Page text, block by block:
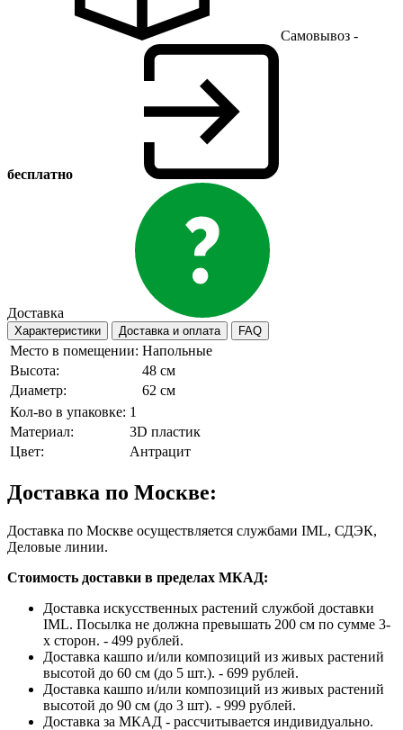
Самовывоз -
бесплатно
Доставка
Характеристики Доставка и оплата FAQ
Место в помещении: Напольные
Высота:
48 см
Диаметр:
62 см
Кол-во в упаковке: 1
Материал:
3D пластик
Цвет:
Антрацит
Доставка по Москве:
Доставка по Москве осуществляется службами IML, СДЭК,
Деловые линии.
Стоимость доставки в пределах МКАД:
Доставка искусственных растений службой доставки
IML. Посылка не должна превышать 200 см по сумме 3-
х сторон. - 499 рублей.
Доставка кашпо и/или композиций из живых растений
высотой до 60 см (до 5 шт.). - 699 рублей.
Доставка кашпо и/или композиций из живых растений
высотой до 90 см (до 3 шт). - 999 рублей.
Доставка за МКАД - рассчитывается индивидуально.